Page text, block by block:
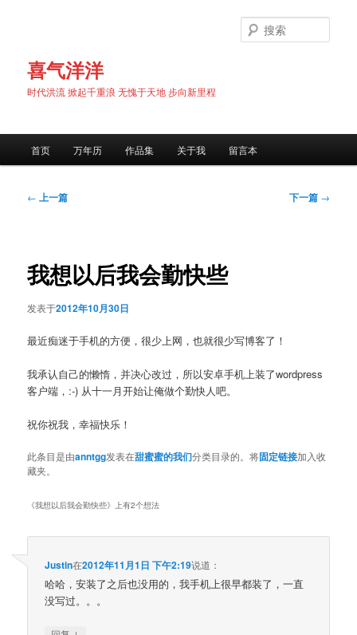
喜气洋洋
时代洪流 掀起千重浪 无愧于天地 步向新里程
索
首页 万年历 作品集 关于我 留言本
文
← 上一篇 下一篇 →
我想以后我会勤快些
发表于2012年10月30日
最近痴迷于手机的方便，很少上网，也就很少写博客了！
我承认自己的懒惰，并决心改过，所以安卓手机上装了wordpress
客户端，:-) 从十一月开始让俺做个勤快人吧。
祝你祝我，幸福快乐！
此条目是由anntgg发表在甜蜜蜜的我们分类目录的。将固定链接加入收
藏夹。
《我想以后我会勤快些》上有2个想法
Justin在2012年11月1日 下午2:19说道：
哈哈，安装了之后也没用的，我手机上很早都装了，一直
没写过。。。